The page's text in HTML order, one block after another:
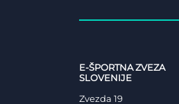
E-ŠPORTNA ZVEZA
SLOVENIJE
Zvezda 19